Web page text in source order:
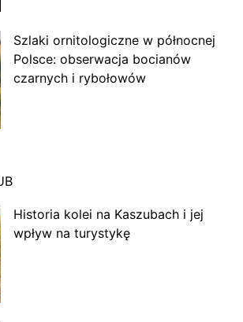
Szlaki ornitologiczne w północnej
Polsce: obserwacja bocianów
czarnych i rybołowów
Historia kolei na Kaszubach i jej
wpływ na turystykę